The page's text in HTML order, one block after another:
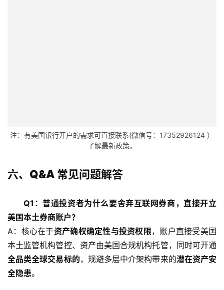
注：有美国银行开户的需求可直接联系(微信号：17352926124 ）
了解最新政策。
六、Q&A 常见问题解答
Q1：普通投资者为什么要舍弃互联网券商，直接开立
美国本土券商账户？
A：核心在于资产确权确定性与投资权限，账户直接受美国
本土监管机构管控、资产由美国合规机构托管，同时可开通
全品类全球交易标的，规避多层中介架构带来的潜在资产安
全隐患。